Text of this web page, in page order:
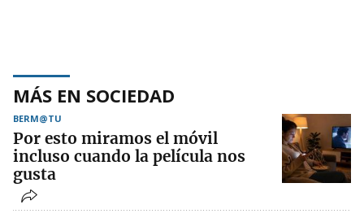
MÁS EN SOCIEDAD
BERM@TU
Por esto miramos el móvil
incluso cuando la película nos
gusta